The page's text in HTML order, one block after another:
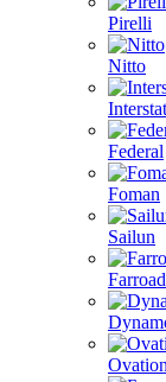
Pirelli
Nitto
Federal
Foman
Sailun
Farroad
Ovation